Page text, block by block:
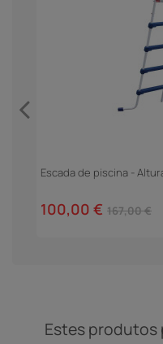
Escada de piscina -
100,00 € 167,00 €
Estes